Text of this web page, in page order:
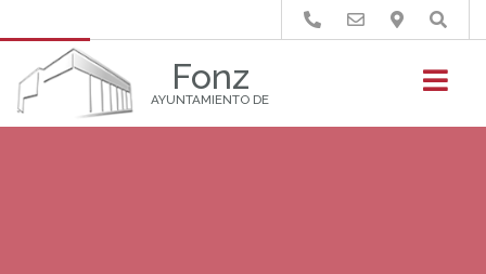
Fonz
AYUNTAMIENTO DE
Buscar